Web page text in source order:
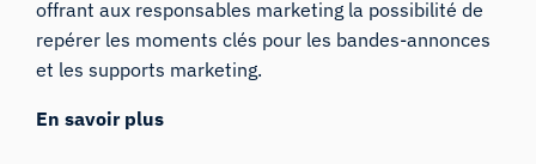
offrant aux responsables marketing la possibilité de
repérer les moments clés pour les bandes-annonces
et les supports marketing.
En savoir plus